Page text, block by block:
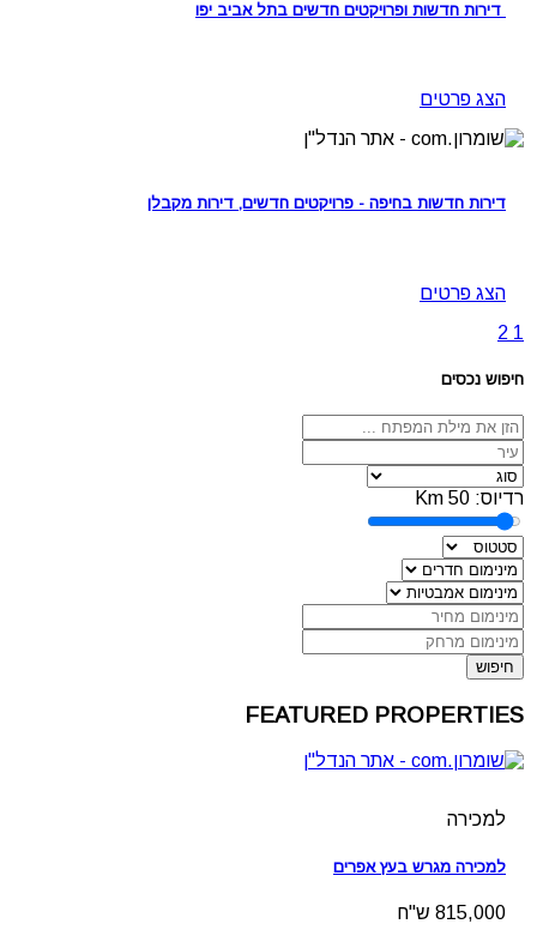
דירות חדשות ופרויקטים חדשים בתל אביב יפו
הצג פרטים
דירות חדשות בחיפה - פרויקטים חדשים, דירות מקבלן
הצג פרטים
1
חיפוש נכסים
רדיוס: 50
חיפוש
FEATURED PROPERTIES
למכירה
למכירה מגרש בעץ אפרים
815,000 ש"ח